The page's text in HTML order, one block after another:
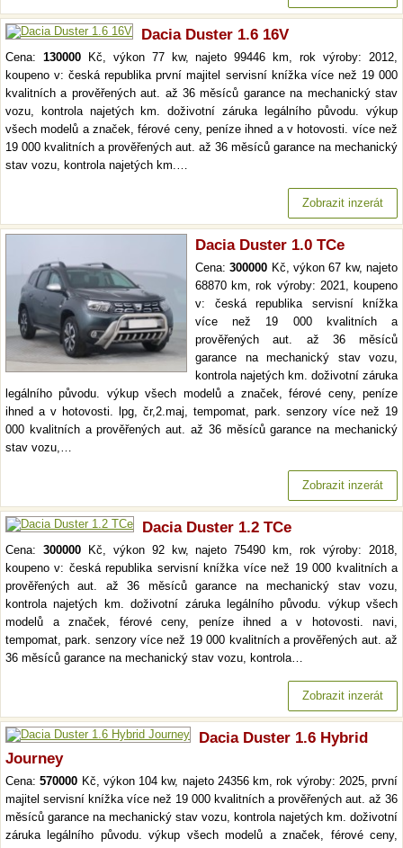
Dacia Duster 1.6 16V
Cena: 130000Kč, výkon 77 kw, najeto 99446 km, rok výroby: 2012,
koupeno v: česká republika první majitel servisní knížka více než 19 000
kvalitních a prověřených aut. až 36 měsíců garance na mechanický stav
vozu, kontrola najetých km. doživotní záruka legálního původu. výkup
všech modelů a značek, férové ceny, peníze ihned a v hotovosti. více než
19 000 kvalitních a prověřených aut. až 36 měsíců garance na mechanický
stav vozu, kontrola najetých km.…
Zobrazit inzerát
Dacia Duster 1.0 TCe
Cena:300000 Kč, výkon 67 kw, najeto
68870 km, rok výroby: 2021, koupeno
v: česká republika servisní knížka
více než 19 000 kvalitních a
prověřených aut. až 36 měsíců
garance na mechanický stav vozu,
kontrola najetých km. doživotní záruka
legálního původu. výkup všech modelů a značek, férové ceny, peníze
ihned a v hotovosti. lpg, čr,2.maj, tempomat, park. senzory více než 19
000 kvalitních a prověřených aut. až 36 měsíců garance na mechanický
stav vozu,…
Zobrazit inzerát
Dacia Duster 1.2 TCe
Cena: 300000Kč, výkon 92 kw, najeto 75490 km, rok výroby: 2018,
koupeno v: česká republika servisní knížka více než 19 000 kvalitních a
prověřených aut. až 36 měsíců garance na mechanický stav vozu,
kontrola najetých km. doživotní záruka legálního původu. výkup všech
modelů a značek, férové ceny, peníze ihned a v hotovosti. navi,
tempomat, park. senzory více než 19 000 kvalitních a prověřených aut. až
36 měsíců garance na mechanický stav vozu, kontrola…
Zobrazit inzerát
Dacia Duster 1.6 Hybrid
Journey
Cena:570000 Kč, výkon 104 kw, najeto 24356 km, rok výroby: 2025, první
majitel servisní knížka více než 19 000 kvalitních a prověřených aut. až 36
měsíců garance na mechanický stav vozu, kontrola najetých km. doživotní
záruka legálního původu. výkup všech modelů a značek, férové ceny,